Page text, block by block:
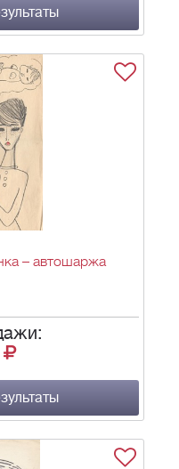
– автошаржа